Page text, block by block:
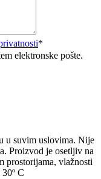
*
elektronske pošte.
u suvim uslovima. Nije
Proizvod je osetljiv na
prostorijama, vlažnosti
C